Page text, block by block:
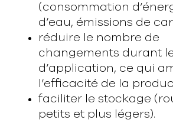
(consommation
d’eau, émissions de
réduire le nombre de
changements durant
d’application, ce qui
l’efficacité de la
faciliter le stockage
petits et plus légers).